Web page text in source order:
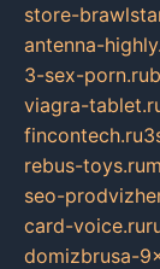
store-
antenna-
3-sex-porn.ru
viagra-
fincontech.ru
rebus-toys.ru
seo-
card-voice.ru
domizbrusa-